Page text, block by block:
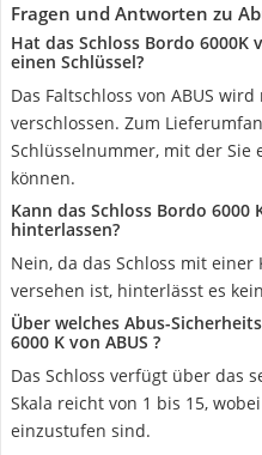
Fragen und Antworten zu
Hat das Schloss Bordo 6000K
einen Schlüssel?
Das Faltschloss von ABUS
verschlossen. Zum
Schlüsselnummer, mit der Sie
können.
Kann das Schloss Bordo 6000
hinterlassen?
Nein, da das Schloss mit
versehen ist, hinterlässt es
Über welches Abus-
6000 K von ABUS ?
Das Schloss verfügt über das
Skala reicht von 1 bis 15,
einzustufen sind.